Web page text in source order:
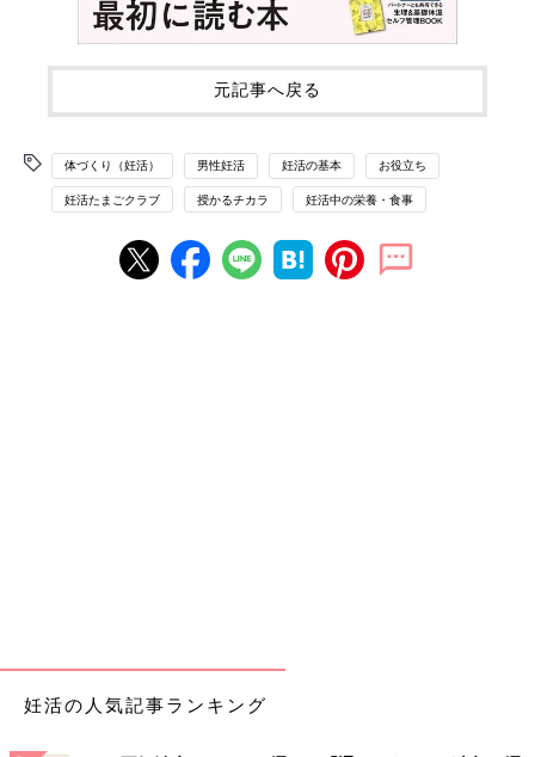
元記事へ戻る
体づくり（妊活） 男性妊活 妊活の基本 お役立ち
妊活たまごクラブ 授かるチカラ 妊活中の栄養・食事
妊活の人気記事ランキング